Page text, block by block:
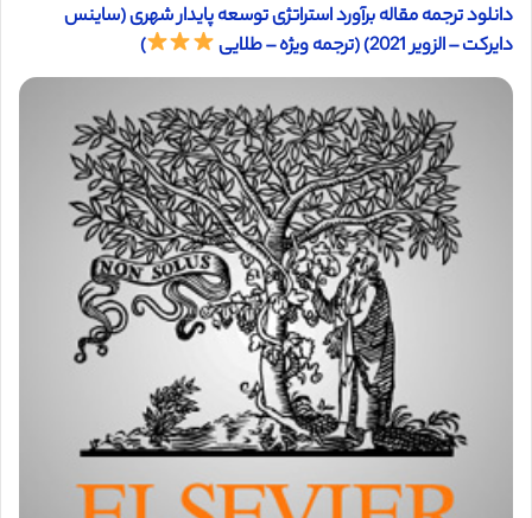
دانلود ترجمه مقاله برآورد استراتژی توسعه پایدار شهری (ساینس
دایرکت – الزویر 2021) (ترجمه ویژه – طلایی
)